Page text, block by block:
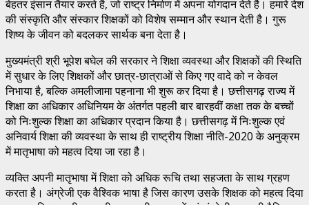
बेहतर इंसान तैयार करते है, जो राष्ट्र निर्माण में अपना योगदान देते है। हमारे देश
की संस्कृति और संस्कार शिक्षकों को विशेष सम्मान और स्थान देती है। गुरू
शिष्य के जीवन को बदलकर सार्थक बना देता है।
मुख्यमंत्री श्री भूपेश बघेल की सरकार ने शिक्षा व्यवस्था और शिक्षकों की स्थिति
में सुधार के लिए शिक्षकों और छात्र-छात्राओं से किए गए वादे को न केवल
निभाया है, बल्कि अमलीजामा पहनाना भी शुरू कर दिया है। छत्तीसगढ़ राज्य में
शिक्षा का अधिकार अधिनियम के अंतर्गत पहली बार बारहवीं कक्षा तक के बच्चों
को निःशुल्क शिक्षा का अधिकार प्रदान किया है। छत्तीसगढ़ में निःशुल्क एवं
अनिवार्य शिक्षा की व्यवस्था के साथ ही राष्ट्रीय शिक्षा नीति-2020 के अनुक्रम
में मातृभाषा को महत्व दिया जा रहा है।
व्यक्ति अपनी मातृभाषा में शिक्षा को अधिक रूचि तथा सहजता के साथ ग्रहण
करता है। अंग्रेजी एक वैश्विक भाषा है जिस कारण उसके शिक्षक को महत्व दिया